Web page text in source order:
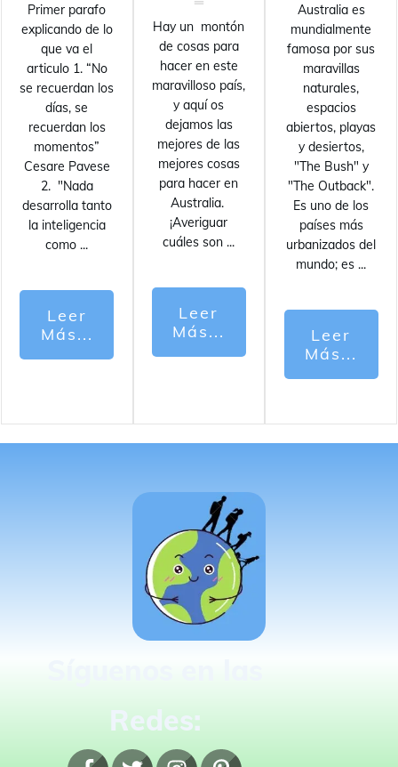
Primer parafo
explicando de lo
que va el
articulo 1. “No
se recuerdan los
días, se
recuerdan los
momentos”
Cesare Pavese
2. "Nada
desarrolla tanto
la inteligencia
como ...
Leer
Más...
Hay un montón
de cosas para
hacer en este
maravilloso país,
y aquí os
dejamos las
mejores de las
mejores cosas
para hacer en
Australia.
¡Averiguar
cuáles son ...
Leer
Más...
Australia es
mundialmente
famosa por sus
maravillas
naturales,
espacios
abiertos, playas
y desiertos,
"The Bush" y
"The Outback".
Es uno de los
países más
urbanizados del
mundo; es ...
Leer
Más...
Redes: